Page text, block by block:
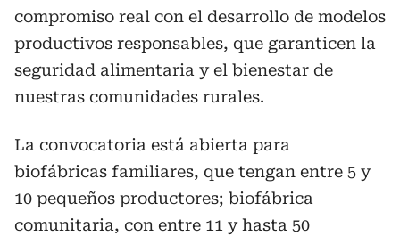
compromiso real con el desarrollo de modelos
productivos responsables, que garanticen la
seguridad alimentaria y el bienestar de
nuestras comunidades rurales.
La convocatoria está abierta para
biofábricas familiares, que tengan entre 5 y
10 pequeños productores; biofábrica
comunitaria, con entre 11 y hasta 50